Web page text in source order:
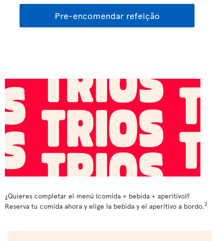
Pre-encomendar refeição
¿Quieres completar el menú (comida + bebida + aperitivo)?
Reserva tu comida ahora y elige la bebida y el aperitivo a bordo.2